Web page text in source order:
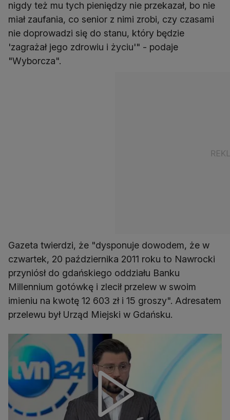
nigdy też mu tych pieniędzy nie przekazał, bo nie
miał zaufania, co senior z nimi zrobi, czy czasami
nie doprowadzi się do stanu, który będzie
'zagrażał jego zdrowiu i życiu'" - podaje
"Wyborcza".
Gazeta twierdzi, że "dysponuje dowodem, że w
czwartek, 20 października 2011 roku to Nawrocki
przyniósł do gdańskiego oddziału Banku
Millennium gotówkę i zlecił przelew w swoim
imieniu na kwotę 12 603 zł i 15 groszy". Adresatem
przelewu był Urząd Miejski w Gdańsku.